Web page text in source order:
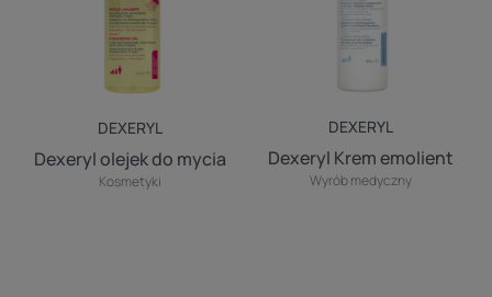
DEXERYL
Dexeryl olejek do mycia
Kosmetyki
DEXERYL
Dexeryl Krem emolient
Wyrób medyczny